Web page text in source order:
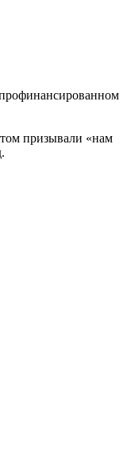
профинансированном
призывали «нам